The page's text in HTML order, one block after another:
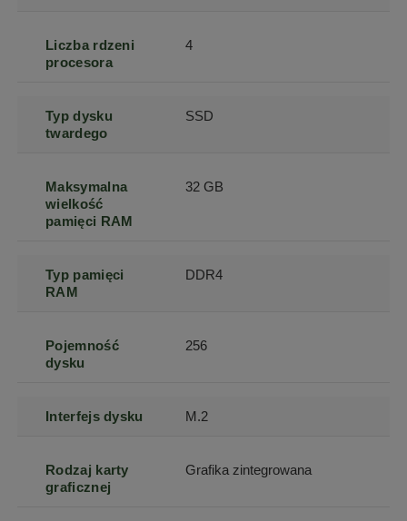
Liczba rdzeni
procesora
4
Typ dysku
twardego
SSD
Maksymalna
wielkość
pamięci RAM
32 GB
Typ pamięci
RAM
DDR4
Pojemność
dysku
256
Interfejs dysku M.2
Rodzaj karty
graficznej
Grafika zintegrowana